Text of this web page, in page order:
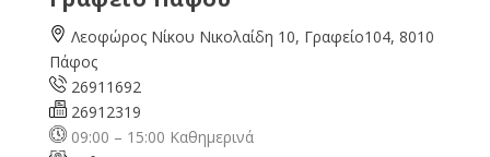
Λεοφώρος Νίκου Νικολαίδη 10, Γραφείο104, 8010
Πάφος
26911692
26912319
09:00 – 15:00 Καθημερινά